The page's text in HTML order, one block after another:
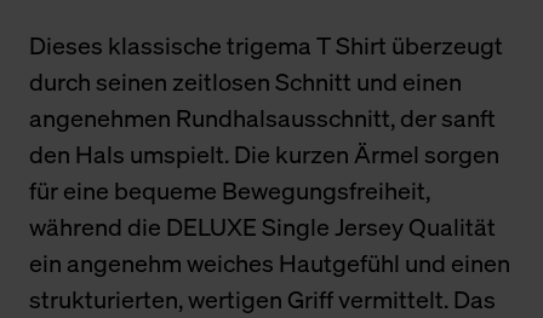
Dieses klassische trigema T Shirt überzeugt
durch seinen zeitlosen Schnitt und einen
angenehmen Rundhalsausschnitt, der sanft
den Hals umspielt. Die kurzen Ärmel sorgen
für eine bequeme Bewegungsfreiheit,
während die DELUXE Single Jersey Qualität
ein angenehm weiches Hautgefühl und einen
strukturierten, wertigen Griff vermittelt. Das